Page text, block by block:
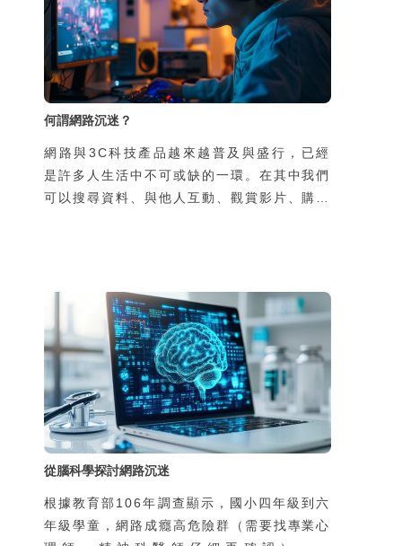
何謂網路沉迷？
網路與3C科技產品越來越普及與盛行，已經
是許多人生活中不可或缺的一環。在其中我們
可以搜尋資料、與他人互動、觀賞影片、購物
從腦科學探討網路沉迷
根據教育部106年調查顯示，國小四年級到六
年級學童，網路成癮高危險群（需要找專業心